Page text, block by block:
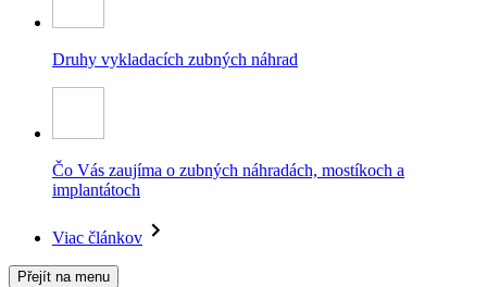
Druhy vykladacích zubných náhrad
Čo Vás zaujíma o zubných náhradách, mostíkoch a
implantátoch
Viac článkov
Přejít na menu